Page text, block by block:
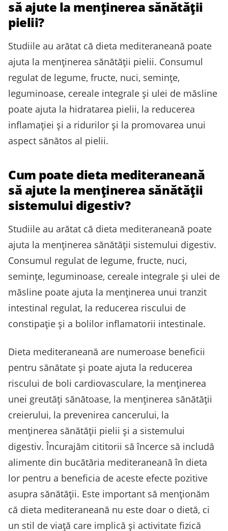
să ajute la menținerea sănătății
pielii?
Studiile au arătat că dieta mediteraneană poate
ajuta la menținerea sănătății pielii. Consumul
regulat de legume, fructe, nuci, semințe,
leguminoase, cereale integrale și ulei de măsline
poate ajuta la hidratarea pielii, la reducerea
inflamației și a ridurilor și la promovarea unui
aspect sănătos al pielii.
Cum poate dieta mediteraneană
să ajute la menținerea sănătății
sistemului digestiv?
Studiile au arătat că dieta mediteraneană poate
ajuta la menținerea sănătății sistemului digestiv.
Consumul regulat de legume, fructe, nuci,
semințe, leguminoase, cereale integrale și ulei de
măsline poate ajuta la menținerea unui tranzit
intestinal regulat, la reducerea riscului de
constipație și a bolilor inflamatorii intestinale.
Dieta mediteraneană are numeroase beneficii
pentru sănătate și poate ajuta la reducerea
riscului de boli cardiovasculare, la menținerea
unei greutăți sănătoase, la menținerea sănătății
creierului, la prevenirea cancerului, la
menținerea sănătății pielii și a sistemului
digestiv. Încurajăm cititorii să încerce să includă
alimente din bucătăria mediteraneană în dieta
lor pentru a beneficia de aceste efecte pozitive
asupra sănătății. Este important să menționăm
că dieta mediteraneană nu este doar o dietă, ci
un stil de viață care implică și activitate fizică